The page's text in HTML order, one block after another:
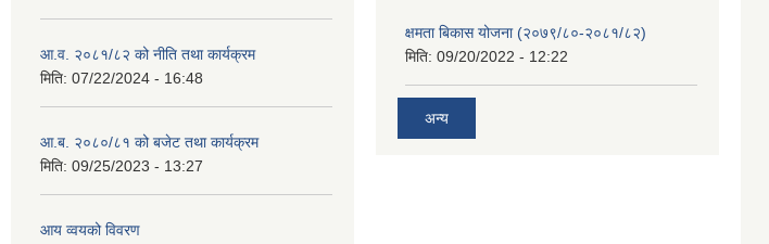
आ.व. २०८१/८२ को नीति तथा कार्यक्रम
मिति: 07/22/2024 - 16:48
आ.ब. २०८०/८१ को बजेट तथा कार्यक्रम
मिति: 09/25/2023 - 13:27
आय व्वयको विवरण
क्षमता बिकास योजना (२०७९/८०-२०८१/८२)
मिति: 09/20/2022 - 12:22
अन्य